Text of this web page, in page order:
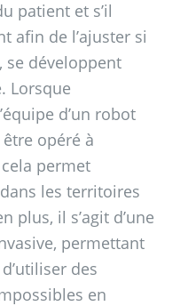
patient et s’il
afin de l’ajuster si
se développent
Lorsque
d’un robot
opéré à
permet
les territoires
plus, il s’agit d’une
permettant
des
en